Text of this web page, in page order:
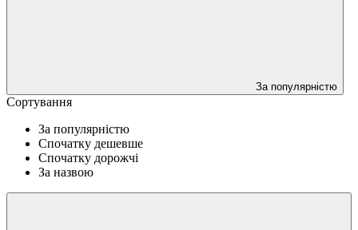
За популярністю
Сортування
За популярністю
Спочатку дешевше
Спочатку дорожчі
За назвою